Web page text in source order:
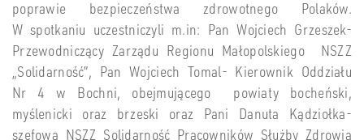
poprawie bezpieczeństwa zdrowotnego Polaków.
W spotkaniu uczestniczyli m.in: Pan Wojciech Grzeszek-
Przewodniczący Zarządu Regionu Małopolskiego NSZZ
„Solidarność”, Pan Wojciech Tomal- Kierownik Oddziału
Nr 4 w Bochni, obejmującego powiaty bocheński,
myślenicki oraz brzeski oraz Pani Danuta Kądziołka-
szefowa NSZZ Solidarność Pracowników Służby Zdrowia